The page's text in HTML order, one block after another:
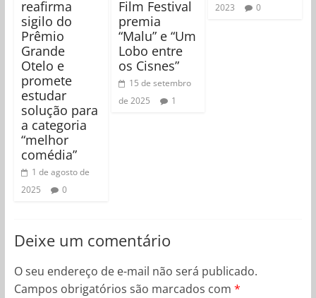
reafirma
sigilo do
Prêmio
Grande
Otelo e
promete
estudar
solução para
a categoria
“melhor
comédia”
1 de agosto de
2025
0
Film Festival
premia
“Malu” e “Um
Lobo entre
os Cisnes”
15 de setembro
de 2025
1
2023
0
Deixe um comentário
O seu endereço de e-mail não será publicado.
Campos obrigatórios são marcados com *